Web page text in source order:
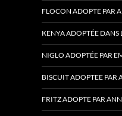
FLOCON ADOPTE PAR
KENYA ADOPTÉE DANS
NIGLO ADOPTÉE PAR
BISCUIT ADOPTEE PAR
FRITZ ADOPTE PAR